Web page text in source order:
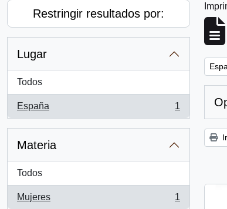
Restringir resultados por:
Lugar
Todos
España
, 1 resultados
1
Materia
Todos
Mujeres
, 1 resultados
1